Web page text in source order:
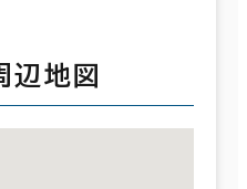
辺地図